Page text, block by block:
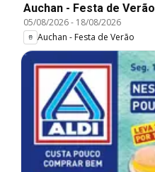
Auchan - Festa de Verão
05/08/2026- 18/08/2026
Auchan - Festa de Verão